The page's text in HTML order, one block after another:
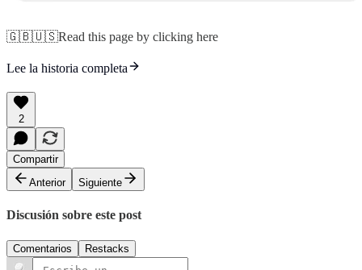
🇬🇧🇺🇸Read this page by clicking here
Lee la historia completa
2
Compartir
Anterior
Siguiente
Discusión sobre este post
Comentarios Restacks